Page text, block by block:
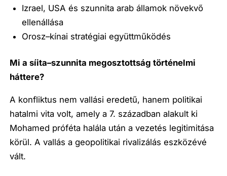
Izrael, USA és szunnita arab államok növekvő
ellenállása
Orosz–kínai stratégiai együttműködés
Mi a síita–szunnita megosztottság történelmi
háttere?
A konfliktus nem vallási eredetű, hanem politikai
hatalmi vita volt, amely a 7. században alakult ki
Mohamed próféta halála után a vezetés legitimitása
körül. A vallás a geopolitikai rivalizálás eszközévé
vált.